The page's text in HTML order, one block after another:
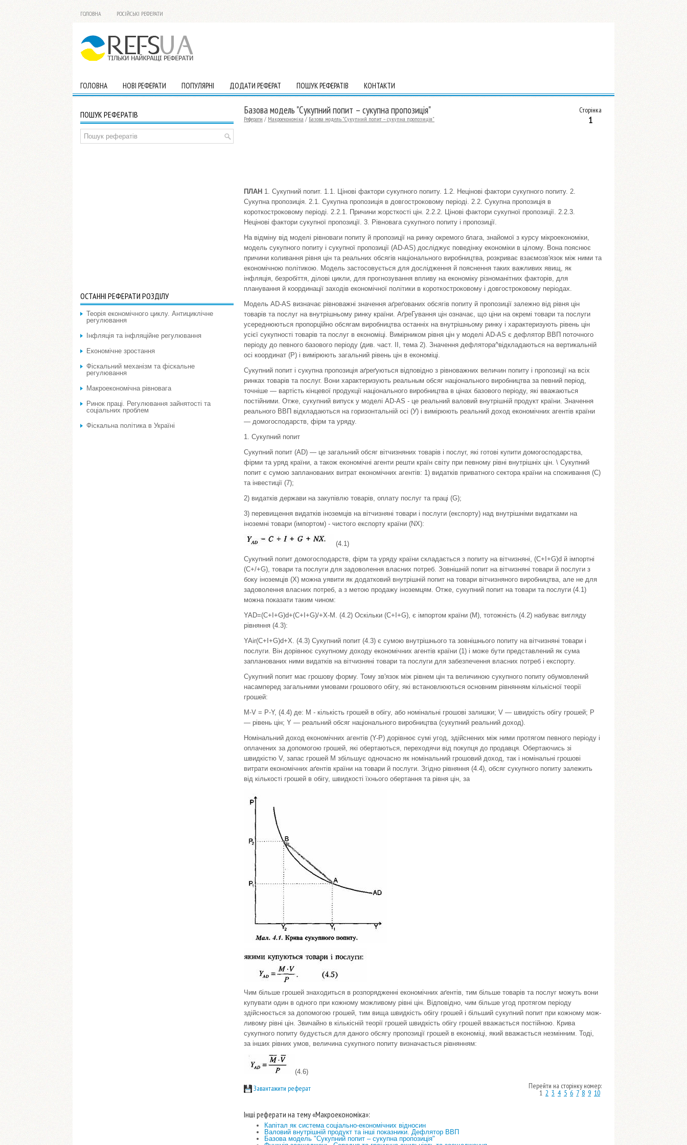
ГОЛОВНА РОСІЙСЬКІ РЕФЕРАТИ
ГОЛОВНА НОВІ РЕФЕРАТИ ПОПУЛЯРНІ ДОДАТИ РЕФЕРАТ ПОШУК РЕФЕРАТІВ КОНТАКТИ
Сторінка
1
Базова модель "Сукупний попит – сукупна пропозиція"
Реферати / Макроекономіка / Базова модель "Сукупний попит – сукупна пропозиція"
ПЛАН 1. Сукупний попит. 1.1. Цінові фактори сукупного попиту. 1.2. Нецінові фактори сукупного попиту. 2.
Сукупна пропозиція. 2.1. Сукупна пропозиція в довгостроковому періоді. 2.2. Сукупна пропозиція в
короткостроковому періоді. 2.2.1. Причини жорсткості цін. 2.2.2. Цінові фактори сукупної пропозиції. 2.2.3.
Нецінові фактори сукупної пропозиції. 3. Рівновага сукупного попиту і пропозиції.
На відміну від моделі рівноваги попиту й пропозиції на ринку окремого блага, знайомої з курсу мікроекономіки,
модель сукупного попиту і сукуп­ної пропозиції (AD-AS) досліджує поведінку економіки в цілому. Вона пояснює
причини коливання рівня цін та реальних обсягів національного виробництва, розкриває взаємозв'язок між ними та
економічною політи­кою. Модель застосовується для дослідження й пояснення таких важливих явищ, як
інфляція, безробіття, ділові цикли, для прогнозування впливу на економіку різноманітних факторів, для
планування й координації заходів економічної політики в короткостроковому і довгостроковому періодах.
Модель AD-AS визначає рівноважні значення аґреґованих обсягів по­питу й пропозиції залежно від рівня цін
товарів та послуг на внутрішньому ринку країни. АґреГування цін означає, що ціни на окремі товари та послуги
усереднюються пропорційно обсягам виробництва останніх на внутрішньо­му ринку і характеризують рівень цін
усієї сукупності товарів та послуг в економіці. Вимірником рівня цін у моделі AD-AS є дефлятор ВВП поточ­ного
періоду до певного базового періоду (див. част. II, тема 2). Значення дефлятора^відкладаються на вертикальній
осі координат (Р) і вимірюють загальний рівень цін в економіці.
Сукупний попит і сукупна пропозиція аґреґуються відповідно з рівно­важних величин попиту і пропозиції на всіх
ринках товарів та послуг. Вони характеризують реальным обсяг національного виробництва за певний період,
точніше — вартість кінцевої продукції національного виробництва в цінах базового періоду, які вважаються
постійними. Отже, сукупний випуск у мо­делі AD-AS - це реальний валовий внутрішній продукт країни. Значення
реального ВВП відкладаються на горизонтальній осі (У) і вимірюють реаль­ний доход економічних агентів країни
— домогосподарств, фірм та уряду.
1. Сукупний попит
Cукупний попит (AD) — це загальний обсяг вітчизняних товарів і по­слуг, які готові купити домогосподарства,
фірми та уряд країни, а також економічні агенти решти країн світу при певному рівні внутрішніх цін. \ Су­купний
попит є сумою запланованих витрат економічних агентів: 1) ви­датків приватного сектора країни на споживання (С)
та інвестиції (7);
2) видатків держави на закупівлю товарів, оплату послуг та праці (G);
3) перевищення видатків іноземців на вітчизняні товари і послуги (експорту) над внутрішніми видатками на
іноземні товари (імпортом) - чистого експорту країни (NX):
(4.1)
Сукупний попит домогосподарств, фірм та уряду країни складається з попиту на вітчизняні, (C+I+G)d й імпортні
(C+/+G), товари та послуги для задоволення власних потреб. Зовнішній попит на вітчизняні товари й послуги з
боку іноземців (X) можна уявити як додатковий внутрішній попит на товари вітчизняного виробництва, але не для
задоволення власних потреб, а з метою продажу іноземцям. Отже, сукупний попит на товари та послуги (4.1)
можна показати таким чином:
YAD=(C+I+G)d+(C+I+G)/+X-M. (4.2) Оскільки (C+I+G), є імпортом країни (М), тотожність (4.2) набуває вигляду
рівняння (4.3):
YAir(C+I+G)d+X. (4.3) Сукупний попит (4.3) є сумою внутрішнього та зовнішнього попиту на вітчизняні товари і
послуги. Він дорівнює сукупному доходу економічних агентів країни (1) і може бути представлений як сума
запланованих ними видатків на вітчизняні товари та послуги для забезпечення власних потреб і експорту.
Сукупний попит має грошову форму. Тому зв'язок між рівнем цін та величиною сукупного попиту обумовлений
насамперед загальними умовами грошового обігу, які встановлюються основним рівнянням кількісної теорії
грошей:
M-V = P-Y, (4.4) де: М - кількість грошей в обігу, або номінальні грошові залишки; V — швидкість обігу грошей; Р
— рівень цін; Y — реальний обсяг національного виробництва (сукупний реальний доход).
Номінальний доход економічних агентів (Y-P) дорівнює сумі угод, здійснених між ними протягом певного періоду і
оплачених за допомогою грошей, які обертаються, переходячи від покупця до продавця. Обертаю­чись зі
швидкістю V, запас грошей М збільшує одночасно як номінальний грошовий доход, так і номінальні грошові
витрати економічних аґентів країни на товари й послуги. Згідно рівняння (4.4), обсяг сукупного попиту залежить
від кількості грошей в обігу, швидкості їхнього обертання та рівня цін, за
Чим більше грошей знаходиться в розпорядженні економічних аґентів, тим більше товарів та послуг можуть вони
купувати один в одного при кожному можливому рівні цін. Відповідно, чим більше угод протягом періоду
здійснюєть­ся за допомогою грошей, тим вища швидкість обігу грошей і більший сукупний попит при кожному мож­
ливому рівні цін. Звичайно в кіль­кісній теорії грошей швидкість обігу грошей вважається постій­ною. Крива
сукупного попиту бу­дується для даного обсягу про­позиції грошей в економіці, який вважається незмінним. Тоді,
за інших рівних умов, величина сукупного попиту визначається рівнянням:
(4.6)
Завантажити реферат Перейти на сторінку номер:
1 2 3 4 5 6 7 8 9 10
Інші реферати на тему «Макроекономіка»:
Капітал як система соціально-економічних відносин
Валовий внутрішній продукт та інші показники. Дефлятор ВВП
Базова модель "Сукупний попит – сукупна пропозиція"
ПОШУК РЕФЕРАТІВ
ОСТАННІ РЕФЕРАТИ РОЗДІЛУ
Теорія економічного циклу. Антициклічне
регулювання
Інфляція та інфляційне регулювання
Економічне зростання
Фіскальний механізм та фіскальне
регулювання
Макроекономічна рівновага
Ринок праці. Регулювання зайнятості та
соціальних проблем
Фіскальна політика в Україні